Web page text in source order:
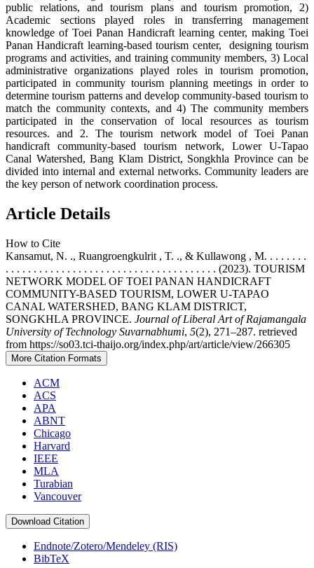
public relations, and tourism plans and tourism promotion, 2)
Academic sections played roles in transferring management
knowledge of Toei Panan Handicraft learning center, making Toei
Panan Handicraft learning-based tourism center, designing tourism
programs and activities, and training community members, 3) Local
administrative organizations played roles in tourism promotion,
participated in community tourism planning meetings in order to
determine tourism patterns and develop community-based tourism to
match the community contexts, and 4) The community members
participated in the conservation of local resources as tourism
resources. and 2. The tourism network model of Toei Panan
handicraft community-based tourism network, Lower U-Tapao
Canal Watershed, Bang Klam District, Songkhla Province can be
divided into internal and external networks. Community leaders are
the key person of network coordination process.
Article Details
How to Cite
Kansamut, N. ., Ruangroengkulrit , T. ., & Kullawong , M. . . . . . . .
. . . . . . . . . . . . . . . . . . . . . . . . . . . . . . . . . . . . . . (2023). TOURISM
NETWORK MODEL OF TOEI PANAN HANDICRAFT
COMMUNITY-BASED TOURISM, LOWER U-TAPAO
CANAL WATERSHED, BANG KLAM DISTRICT,
SONGKHLA PROVINCE. Journal of Liberal Art of Rajamangala
University of Technology Suvarnabhumi, 5(2), 271–287. retrieved
from https://so03.tci-thaijo.org/index.php/art/article/view/266305
More Citation Formats
ACM
ACS
APA
ABNT
Chicago
Harvard
IEEE
MLA
Turabian
Vancouver
Download Citation
Endnote/Zotero/Mendeley (RIS)
BibTeX